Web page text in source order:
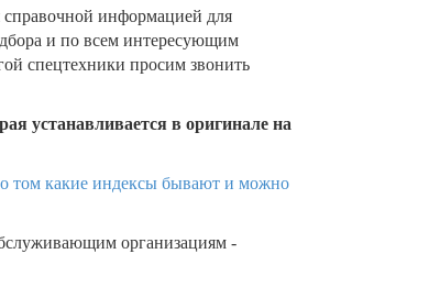
информацией для
и по всем интересующим
спецтехники просим звонить
устанавливается в оригинале на
о том какие индексы бывают и можно
организациям -